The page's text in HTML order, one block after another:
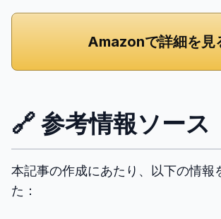
Amazonで詳細を見
🔗 参考情報ソース
本記事の作成にあたり、以下の情報
た：